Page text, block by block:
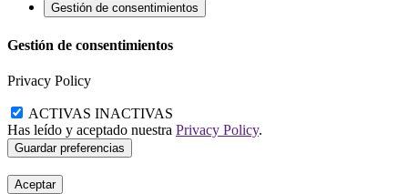
Gestión de consentimientos
Gestión de consentimientos
Privacy Policy
ACTIVAS INACTIVAS
Has leído y aceptado nuestra Privacy Policy.
Aceptar